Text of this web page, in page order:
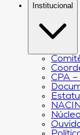
Institucional
CPA
NACIN